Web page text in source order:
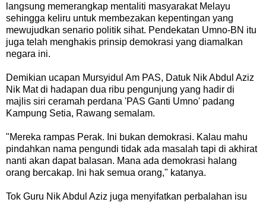
langsung memerangkap mentaliti masyarakat Melayu
sehingga keliru untuk membezakan kepentingan yang
mewujudkan senario politik sihat. Pendekatan Umno-BN itu
juga telah menghakis prinsip demokrasi yang diamalkan
negara ini.
Demikian ucapan Mursyidul Am PAS, Datuk Nik Abdul Aziz
Nik Mat di hadapan dua ribu pengunjung yang hadir di
majlis siri ceramah perdana 'PAS Ganti Umno' padang
Kampung Setia, Rawang semalam.
"Mereka rampas Perak. Ini bukan demokrasi. Kalau mahu
pindahkan nama pengundi tidak ada masalah tapi di akhirat
nanti akan dapat balasan. Mana ada demokrasi halang
orang bercakap. Ini hak semua orang," katanya.
Tok Guru Nik Abdul Aziz juga menyifatkan perbalahan isu